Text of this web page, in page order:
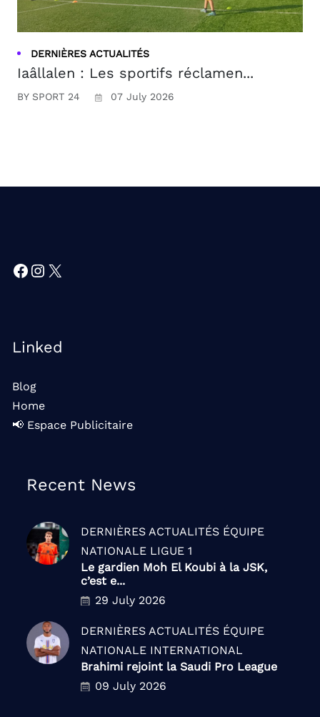
DERNIÈRES ACTUALITÉS
Iaâllalen : Les sportifs réclamen...
BY SPORT 24 07 July 2026
Facebook
Instagram
X
Linked
Blog
Home
📢 Espace Publicitaire
Recent News
DERNIÈRES ACTUALITÉS ÉQUIPE
NATIONALE LIGUE 1
Le gardien Moh El Koubi à la JSK,
c’est e...
29 July 2026
DERNIÈRES ACTUALITÉS ÉQUIPE
NATIONALE INTERNATIONAL
Brahimi rejoint la Saudi Pro League
09 July 2026